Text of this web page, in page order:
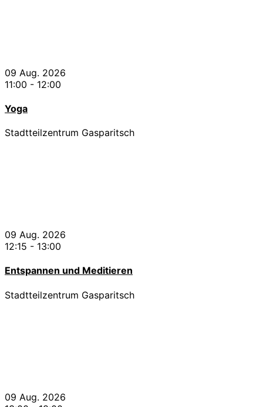
09 Aug. 2026
11:00 - 12:00
Yoga
Stadtteilzentrum Gasparitsch
09 Aug. 2026
12:15 - 13:00
Entspannen und Meditieren
Stadtteilzentrum Gasparitsch
09 Aug. 2026